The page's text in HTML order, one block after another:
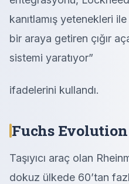
kanıtlamış yetenekleri ile
bir araya getiren çığır
sistemi yaratıyor”
ifadelerini kullandı.
Fuchs Evolution
Taşıyıcı araç olan
dokuz ülkede 60’tan